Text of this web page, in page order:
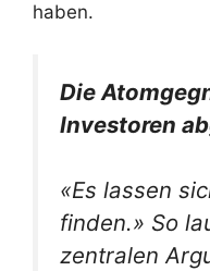
haben.
Die
Investoren
«Es lassen
finden.» So
zentralen